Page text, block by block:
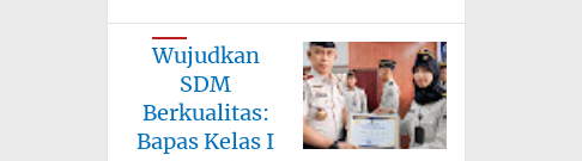
Wujudkan
SDM
Berkualitas:
Bapas Kelas I